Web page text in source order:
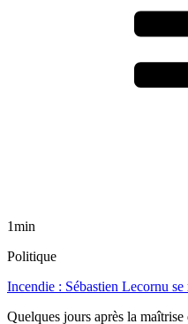
1min
Politique
Incendie : Sébastien Lecornu
Quelques jours après la